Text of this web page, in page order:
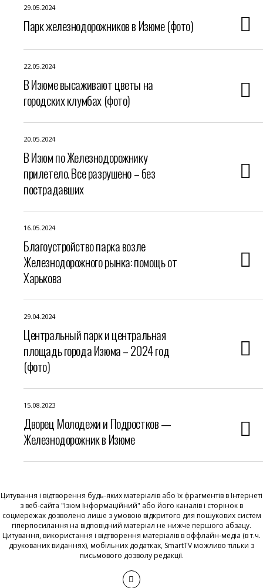
29.05.2024
Парк железнодорожников в Изюме (фото)
22.05.2024
В Изюме высаживают цветы на
городских клумбах (фото)
20.05.2024
В Изюм по Железнодорожнику
прилетело. Все разрушено – без
пострадавших
16.05.2024
Благоустройство парка возле
Железнодорожного рынка: помощь от
Харькова
29.04.2024
Центральный парк и центральная
площадь города Изюма – 2024 год
(фото)
15.08.2023
Дворец Молодежи и Подростков —
Железнодорожник в Изюме
Цитування і відтворення будь-яких матеріалів або їх фрагментів в Інтернеті
з веб-сайта "Ізюм Інформаційний" або його каналів і сторінок в
соцмережах дозволено лише з умовою відкритого для пошукових систем
гіперпосилання на відповідний матеріал не нижче першого абзацу.
Цитування, використання і відтворення матеріалів в оффлайн-медіа (в т.ч.
друкованих виданнях), мобільних додатках, SmartTV можливо тільки з
письмового дозволу редакції.